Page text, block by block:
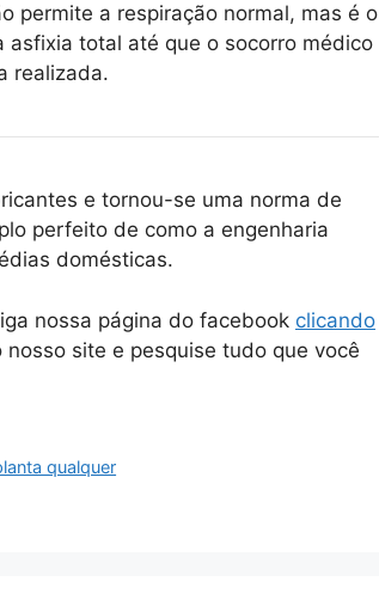
permite a respiração normal, mas é o
total até que o socorro médico
realizada.
e tornou-se uma norma de
perfeito de como a engenharia
domésticas.
nossa página do facebook clicando
site e pesquise tudo que você
qualquer